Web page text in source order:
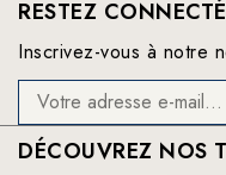
RESTEZ
Inscrivez-vous à notre
DÉCOUVREZ NOS